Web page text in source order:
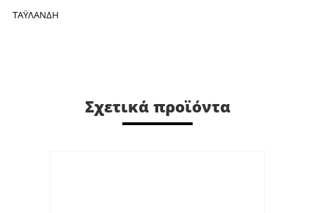
ΤΑΫΛΑΝΔΗ
Σχετικά προϊόντα